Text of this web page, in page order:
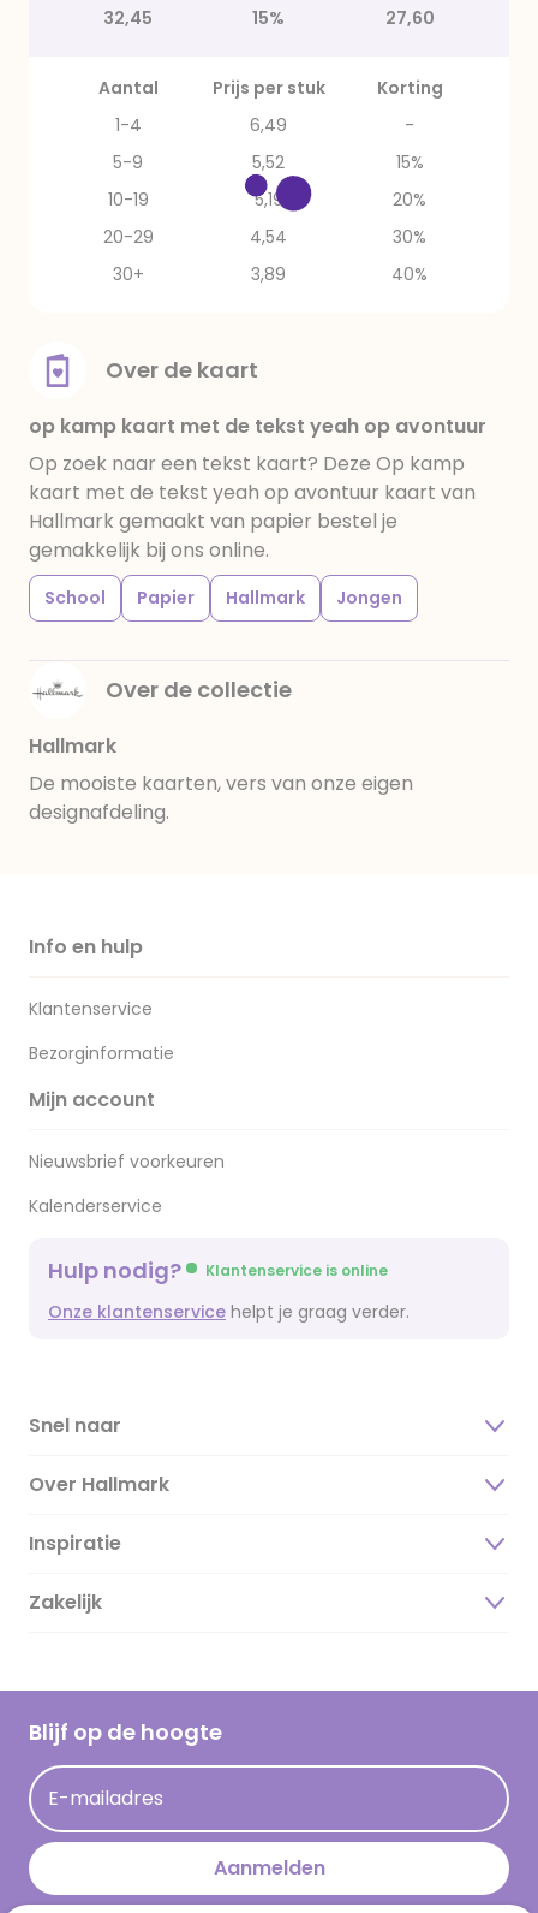
32,45
15% 27,60
Aantal Prijs per stuk
Korting
1-4
6,49
-
5-9
5,52
15%
10-19
5,19
20%
20-29
4,54
30%
30+
3,89 40%
Over de kaart
op kamp kaart met de tekst yeah op avontuur
Op zoek naar een tekst kaart? Deze Op kamp
kaart met de tekst yeah op avontuur kaart van
Hallmark gemaakt van papier bestel je
gemakkelijk bij ons online.
School Papier Hallmark Jongen
Over de collectie
Hallmark
De mooiste kaarten, vers van onze eigen
designafdeling.
Info en hulp
Klantenservice
Bezorginformatie
Mijn account
Nieuwsbrief voorkeuren
Kalenderservice
Hulp nodig? Klantenservice is online
Onze klantenservice helpt je graag verder.
Snel naar
Over Hallmark
Over ons
Duurzaamheid
Hallmark Kaartclub
Acties
Persberichten
Hallmark en Kinderpostzegels
Inspiratie
Magazine
Cadeau inspiratie
Kaartinspiratie
Zakelijk
Blijf op de hoogte
E-mailadres
Aanmelden